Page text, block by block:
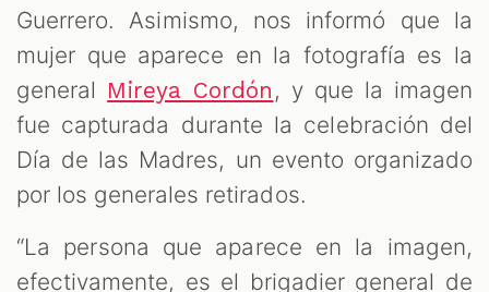
Guerrero. Asimismo, nos informó que la
mujer que aparece en la fotografía es la
general Mireya Cordón , y que la imagen
fue capturada durante la celebración del
Día de las Madres, un evento organizado
por los generales retirados.
“La persona que aparece en la imagen,
efectivamente, es el brigadier general de